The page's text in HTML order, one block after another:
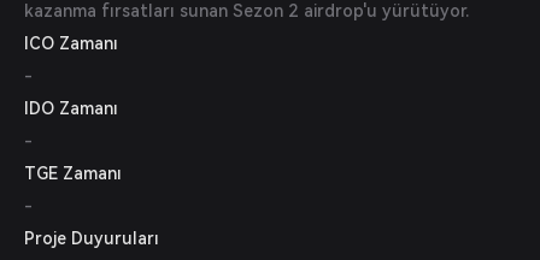
kazanma fırsatları sunan Sezon 2 airdrop'u yürütüyor.
ICO Zamanı
-
IDO Zamanı
-
TGE Zamanı
-
Proje Duyuruları